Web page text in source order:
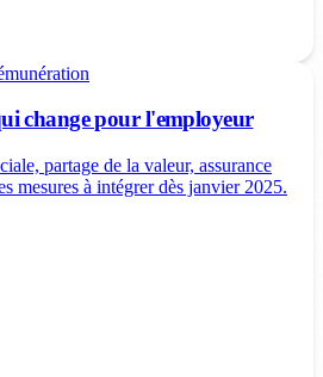
change pour l'employeur
partage de la valeur, assurance
mesures à intégrer dès janvier 2025.